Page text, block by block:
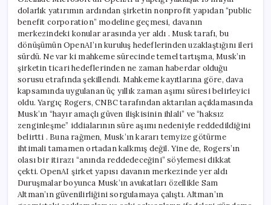
dolarlık yatırımın ardından şirketin nonprofit yapıdan “public
benefit corporation” modeline geçmesi, davanın
merkezindeki konular arasında yer aldı . Musk tarafı, bu
dönüşümün OpenAI’ın kuruluş hedeflerinden uzaklaştığını ileri
sürdü. Ne var ki mahkeme sürecinde temel tartışma, Musk’ın
şirketin ticari hedeflerinden ne zaman haberdar olduğu
sorusu etrafında şekillendi. Mahkeme kayıtlarına göre, dava
kapsamında uygulanan üç yıllık zaman aşımı süresi belirleyici
oldu. Yargıç Rogers, CNBC tarafından aktarılan açıklamasında
Musk’ın “hayır amaçlı güven ilişkisinin ihlali” ve “haksız
zenginleşme” iddialarının süre aşımı nedeniyle reddedildiğini
belirtti . Buna rağmen, Musk’ın kararı temyize götürme
ihtimali tamamen ortadan kalkmış değil. Yine de, Rogers’ın
olası bir itirazı “anında reddedeceğini” söylemesi dikkat
çekti. OpenAI şirket yapısı davanın merkezinde yer aldı
Duruşmalar boyunca Musk’ın avukatları özellikle Sam
Altman’ın güvenilirliğini sorgulamaya çalıştı. Altman’ın